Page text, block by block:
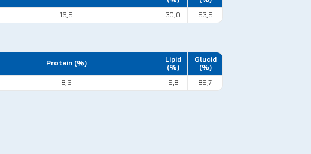
16,5 30,0 53,5
Protein (%)
Lipid
(%)
Glucid
(%)
8,6 5,8 85,7